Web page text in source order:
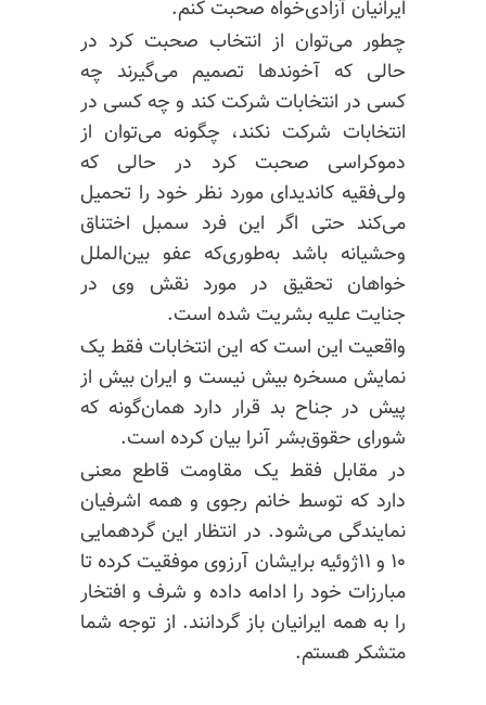
ایرانیان آزادی‌خواه صحبت کنم.
چطور می‌توان از انتخاب صحبت کرد در
حالی که آخوندها تصمیم می‌گیرند چه
کسی در انتخابات شرکت کند و چه کسی در
انتخابات شرکت نکند، چگونه می‌توان از
دموکراسی صحبت کرد در حالی که
ولی‌فقیه کاندیدای مورد نظر خود را تحمیل
می‌کند حتی اگر این فرد سمبل اختناق
وحشیانه باشد به‌طوری‌که عفو بین‌الملل
خواهان تحقیق در مورد نقش وی در
جنایت علیه بشریت شده است.
واقعیت این است که این انتخابات فقط یک
نمایش مسخره بیش نیست و ایران بیش از
پیش در جناح بد قرار دارد همان‌گونه که
شورای حقوق‌بشر آنرا بیان کرده است.
در مقابل فقط یک مقاومت قاطع معنی
دارد که توسط خانم رجوی و همه اشرفیان
نمایندگی می‌شود. در انتظار این گردهمایی
۱۰ و ۱۱ژوئیه برایشان آرزوی موفقیت کرده تا
مبارزات خود را ادامه داده و شرف و افتخار
را به همه ایرانیان باز گردانند. از توجه شما
متشکر هستم.